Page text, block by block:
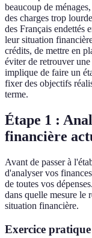
beaucoup de
des charges trop
des Français endettés
leur situation
crédits, de mettre en
éviter de retrouver
implique de faire un
fixer des objectifs
terme.
Étape 1 :
financière
Avant de passer à
d'analyser vos
de toutes vos
dans quelle mesure le
situation financière.
Exercice